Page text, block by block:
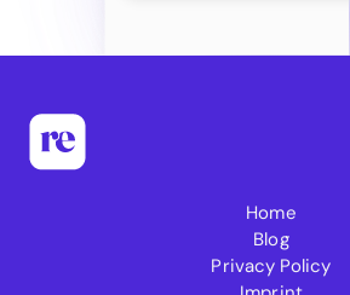
Home
Blog
Privacy Policy